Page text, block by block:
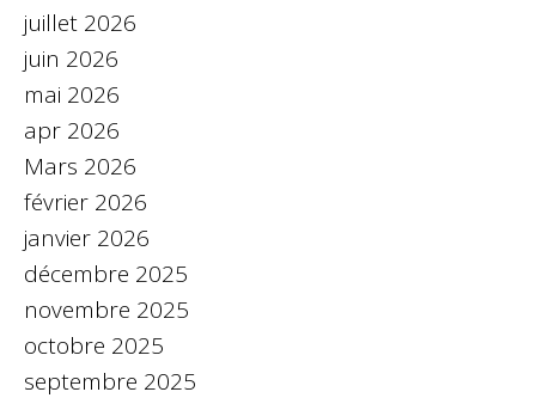
juillet 2026
juin 2026
mai 2026
apr 2026
Mars 2026
février 2026
janvier 2026
décembre 2025
novembre 2025
octobre 2025
septembre 2025